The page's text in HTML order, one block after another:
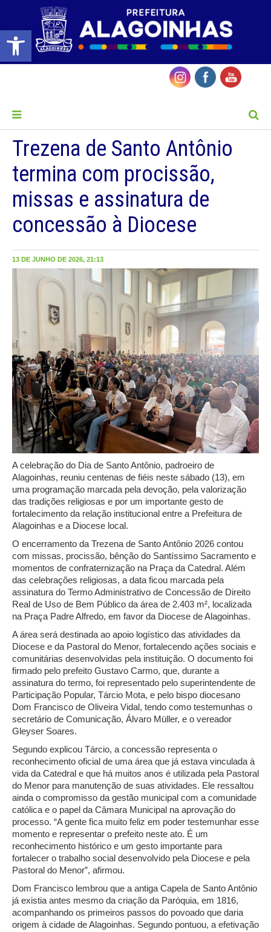
Barra de Ferramentas Aberta
Trezena de Santo Antônio
termina com procissão,
missas e assinatura de
concessão à Diocese
13 DE JUNHO DE 2026, 21:13
A celebração do Dia de Santo Antônio, padroeiro de
Alagoinhas, reuniu centenas de fiéis neste sábado (13), em
uma programação marcada pela devoção, pela valorização
das tradições religiosas e por um importante gesto de
fortalecimento da relação institucional entre a Prefeitura de
Alagoinhas e a Diocese local.
O encerramento da Trezena de Santo Antônio 2026 contou
com missas, procissão, bênção do Santíssimo Sacramento e
momentos de confraternização na Praça da Catedral. Além
das celebrações religiosas, a data ficou marcada pela
assinatura do Termo Administrativo de Concessão de Direito
Real de Uso de Bem Público da área de 2.403 m², localizada
na Praça Padre Alfredo, em favor da Diocese de Alagoinhas.
A área será destinada ao apoio logístico das atividades da
Diocese e da Pastoral do Menor, fortalecendo ações sociais e
comunitárias desenvolvidas pela instituição. O documento foi
firmado pelo prefeito Gustavo Carmo, que, durante a
assinatura do termo, foi representado pelo superintendente de
Participação Popular, Tárcio Mota, e pelo bispo diocesano
Dom Francisco de Oliveira Vidal, tendo como testemunhas o
secretário de Comunicação, Álvaro Müller, e o vereador
Gleyser Soares.
Segundo explicou Tárcio, a concessão representa o
reconhecimento oficial de uma área que já estava vinculada à
vida da Catedral e que há muitos anos é utilizada pela Pastoral
do Menor para manutenção de suas atividades. Ele ressaltou
ainda o compromisso da gestão municipal com a comunidade
católica e o papel da Câmara Municipal na aprovação do
processo. “A gente fica muito feliz em poder testemunhar esse
momento e representar o prefeito neste ato. É um
reconhecimento histórico e um gesto importante para
fortalecer o trabalho social desenvolvido pela Diocese e pela
Pastoral do Menor”, afirmou.
Dom Francisco lembrou que a antiga Capela de Santo Antônio
já existia antes mesmo da criação da Paróquia, em 1816,
acompanhando os primeiros passos do povoado que daria
origem à cidade de Alagoinhas. Segundo pontuou, a efetivação